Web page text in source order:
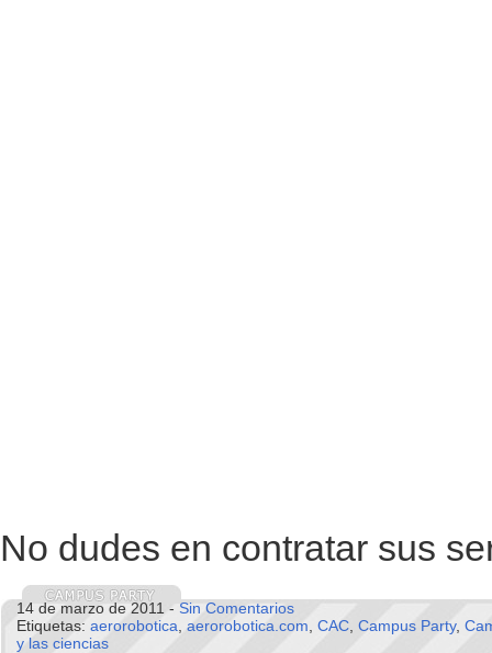
No dudes en contratar sus
14 de marzo de 2011 - Sin Comentarios
Etiquetas:aerorobotica ,aerorobotica.com ,CAC ,Campus Party,
y las ciencias